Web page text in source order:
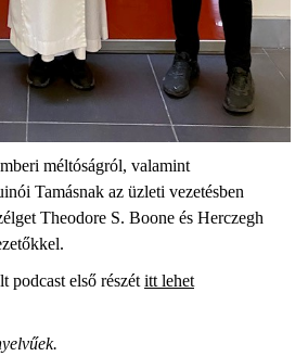
méltóságról, valamint
Tamásnak az üzleti vezetésben
Theodore S. Boone és Herczegh
podcast első részétitt lehet